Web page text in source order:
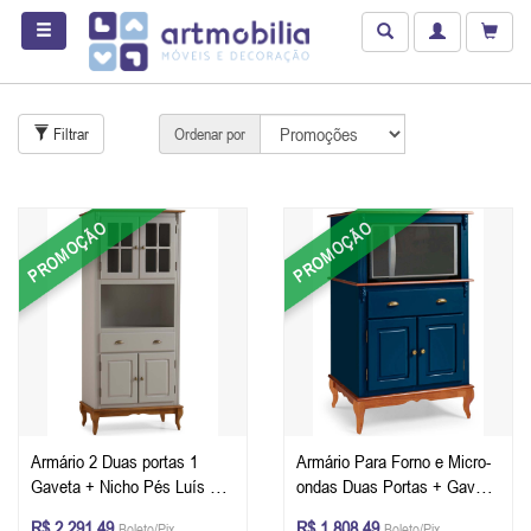
Filtrar Ordenar por
PROMOÇÃO
Armário 2 Duas portas 1
Gaveta + Nicho Pés Luís XV
PROMOÇÃO
Armário Para Forno e Micro-
ondas Duas Portas + Gaveta